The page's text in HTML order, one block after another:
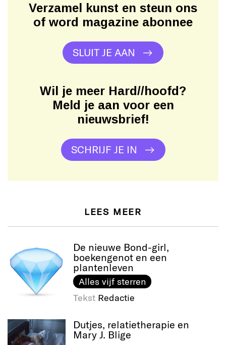
Verzamel kunst en steun ons
of word magazine abonnee
SLUIT JE AAN
Wil je meer Hard//hoofd?
Meld je aan voor een
nieuwsbrief!
SCHRIJF JE IN
LEES MEER
De nieuwe Bond-girl,
boekengenot en een
plantenleven
Alles vijf sterren
Tekst Redactie
Dutjes, relatietherapie en
Mary J. Blige